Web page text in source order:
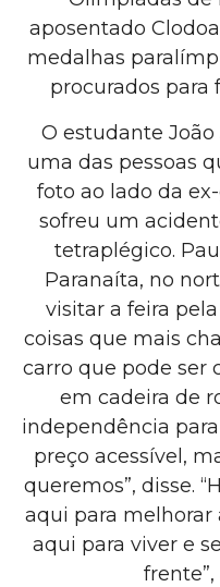
aposentado
medalhas
procurados para
O estudante João
uma das pessoas
foto ao lado da
sofreu um
tetraplégico.
Paranaíta, no
visitar a feira
coisas que mais
carro que pode ser
em cadeira de
independência
preço acessível,
queremos”, disse.
aqui para melhorar
aqui para viver e